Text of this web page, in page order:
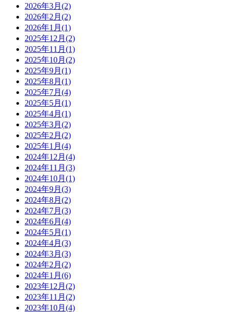
2026年3月(2)
2026年2月(2)
2026年1月(1)
2025年12月(2)
2025年11月(1)
2025年10月(2)
2025年9月(1)
2025年8月(1)
2025年7月(4)
2025年5月(1)
2025年4月(1)
2025年3月(2)
2025年2月(2)
2025年1月(4)
2024年12月(4)
2024年11月(3)
2024年10月(1)
2024年9月(3)
2024年8月(2)
2024年7月(3)
2024年6月(4)
2024年5月(1)
2024年4月(3)
2024年3月(3)
2024年2月(2)
2024年1月(6)
2023年12月(2)
2023年11月(2)
2023年10月(4)